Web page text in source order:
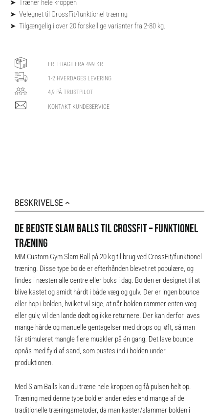
➤ Træner hele kroppen
➤ Velegnet til CrossFit/funktionel træning
➤ Tilgængelig i over 20 forskellige varianter fra 2-80 kg.
FRI FRAGT FRA 499 KR
1-2 HVERDAGES LEVERING
4,9 PÅ TRUSTPILOT
KONTAKT KUNDESERVICE
BESKRIVELSE
DE BEDSTE SLAM BALLS TIL CROSSFIT – FUNKTIONEL
TRÆNING
MM Custom Gym Slam Ball på 20 kg til brug ved CrossFit/funktionel
træning. Disse type bolde er efterhånden blevet ret populære, og
findes i næsten alle centre eller boks i dag. Bolden er designet til at
blive kastet og smidt hårdt i både væg og gulv. Der er ingen bounce
eller hop i bolden, hvilket vil sige, at når bolden rammer enten væg
eller gulv, vil den lande dødt og ikke returnere. Der kan derfor laves
mange hårde og manuelle gentagelser med drops og løft, så man
får stimuleret mangle flere muskler på én gang. Det lave bounce
opnås med fyld af sand, som pustes ind i bolden under
produktionen.
Med Slam Balls kan du træne hele kroppen og få pulsen helt op.
Træning med denne type bold er anderledes end mange af de
traditionelle træningsmetoder, da man kaster/slammer bolden i